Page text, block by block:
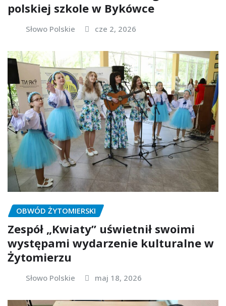
polskiej szkole w Bykówce
Słowo Polskie cze 2, 2026
OBWÓD ŻYTOMIERSKI
Zespół „Kwiaty” uświetnił swoimi
występami wydarzenie kulturalne w
Żytomierzu
Słowo Polskie maj 18, 2026